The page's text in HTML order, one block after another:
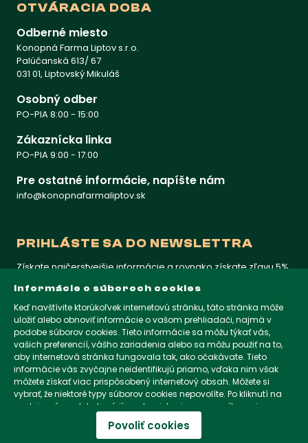
OTVÁRACIA DOBA
Odberné miesto
Konopná Farma Liptov s.r.o.
Palúčanská 613/ 67
031 01, Liptovský Mikuláš
Osobný odber
PO-PIA 8:00 - 15:00
Zákaznícka linka
PO-PIA 9:00 - 17:00
Pre ostatné informácie, napíšte nám
info@konopnafarmaliptov.sk
PRIHLÁSTE SA DO NEWSLETTRA
Získate najčerstvejšie informácie a rovnako získate zľavu 5%
KONOPNAFARMALIPTOV.SK
KONOPNAFARMALIPTOV.CZ
KONOPNAFARMALIPTOV.COM
Informácie o súboroch cookies
Keď navštívite ktorúkoľvek internetovú stránku, táto stránka môže
uložiť alebo obnoviť informácie o vašom prehliadači, najmä v
podobe súborov cookies. Tieto informácie sa môžu týkať vás,
vašich preferencií, vášho zariadenia alebo sa môžu použiť na to,
aby internetová stránka fungovala tak, ako očakávate. Tieto
informácie vás zvyčajne neidentifikujú priamo, vďaka nim však
môžete získať viac prispôsobený internetový obsah. Môžete si
vybrať, že niektoré typy súborov cookies nepovolíte. Po kliknutí na
nadpisy rôznych kategórií sa dozviete viac a zmeníte svoje
predvolené nastavenia. Mali by ste však vedieť, že blokovanie
niektorých súborov cookies môže ovplyvniť vašu skúsenosť so
Povoliť cookies